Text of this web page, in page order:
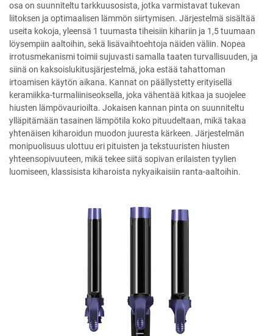
osa on suunniteltu tarkkuusosista, jotka varmistavat tukevan
liitoksen ja optimaalisen lämmön siirtymisen. Järjestelmä sisältää
useita kokoja, yleensä 1 tuumasta tiheisiin kihariin ja 1,5 tuumaan
löysempiin aaltoihin, sekä lisävaihtoehtoja näiden väliin. Nopea
irrotusmekanismi toimii sujuvasti samalla taaten turvallisuuden, ja
siinä on kaksoislukitusjärjestelmä, joka estää tahattoman
irtoamisen käytön aikana. Kannat on päällystetty erityisellä
keramiikka-turmaliiniseoksella, joka vähentää kitkaa ja suojelee
hiusten lämpövaurioilta. Jokaisen kannan pinta on suunniteltu
ylläpitämään tasainen lämpötila koko pituudeltaan, mikä takaa
yhtenäisen kiharoidun muodon juuresta kärkeen. Järjestelmän
monipuolisuus ulottuu eri pituisten ja tekstuuristen hiusten
yhteensopivuuteen, mikä tekee siitä sopivan erilaisten tyylien
luomiseen, klassisista kiharoista nykyaikaisiin ranta-aaltoihin.